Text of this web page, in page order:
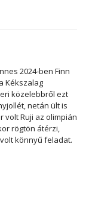
2024-ben Finn
Kékszalag
közelebbről ezt
netán ült is
volt Ruji az olimpián
rögtön átérzi,
könnyű feladat.